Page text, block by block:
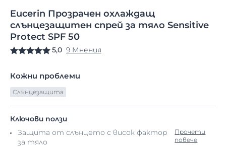
Eucerin Прозрачен охлаждащ
слънцезащитен спрей за тяло Sensitive
Protect SPF 50
5,0 9 Мнения
Кожни проблеми
Слънцезащита
Ключови ползи
Защита от слънцето с висок фактор
за тяло
Прочети
повече